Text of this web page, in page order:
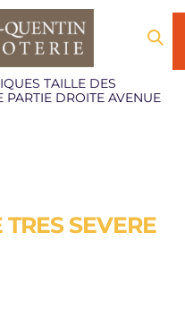
TAILLE DES
PARTIE DROITE AVENUE
SEVERE